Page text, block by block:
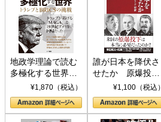
地政学理論で読む
多極化する世界：
トランプとBRICS
の挑戦
¥1,870（税込）
誰が日本を降伏さ
せたか 原爆投
下、ソ連参戦、そ
して聖断 (PHP新
書)
¥1,100（税込）